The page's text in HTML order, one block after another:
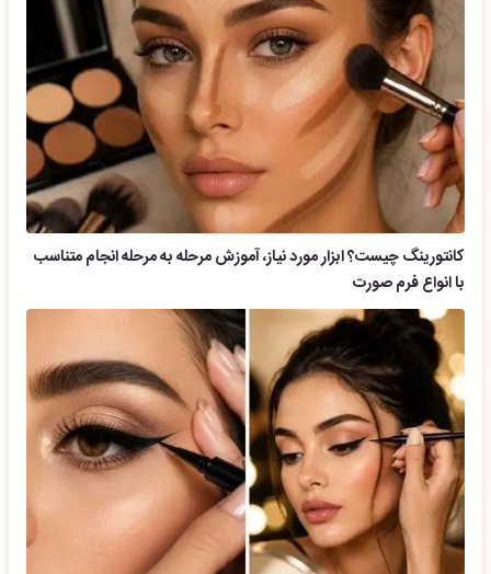
کانتورینگ چیست؟ ابزار مورد نیاز، آموزش مرحله به مرحله انجام متناسب
با انواع فرم صورت